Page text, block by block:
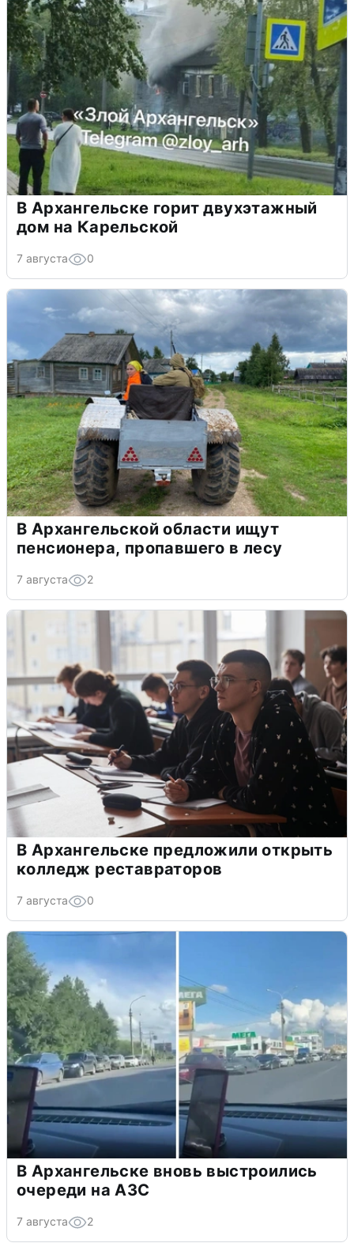
В Архангельске горит двухэтажный
дом на Карельской
7 августа 0
В Архангельской области ищут
пенсионера, пропавшего в лесу
7 августа 2
В Архангельске предложили открыть
колледж реставраторов
7 августа 0
В Архангельске вновь выстроились
очереди на АЗС
7 августа 2